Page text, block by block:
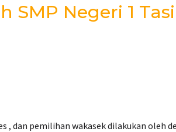
Negeri 1
, dan pemilihan wakasek dilakukan oleh